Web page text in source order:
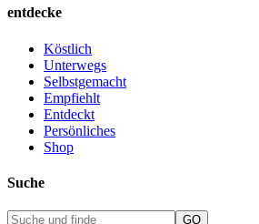
entdecke
Köstlich
Unterwegs
Selbstgemacht
Empfiehlt
Entdeckt
Persönliches
Shop
Suche